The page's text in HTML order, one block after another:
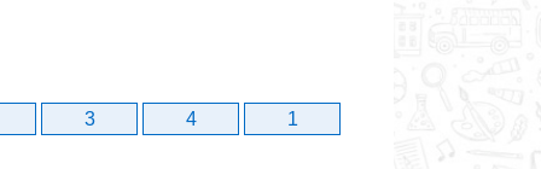
3 4 1